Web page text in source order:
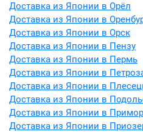
Доставка из Японии в Орёл
Доставка из Японии в
Доставка из Японии в Орск
Доставка из Японии в Пензу
Доставка из Японии в Пермь
Доставка из Японии в
Доставка из Японии в
Доставка из Японии в
Доставка из Японии в
Доставка из Японии в